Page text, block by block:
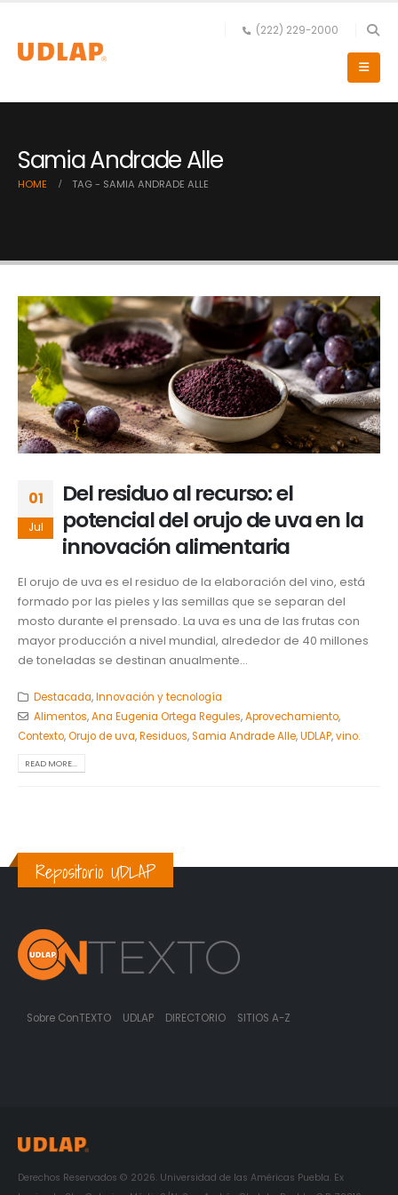
(222) 229-2000
Samia Andrade Alle
HOME TAG - SAMIA ANDRADE ALLE
01
Jul
Del residuo al recurso: el
potencial del orujo de uva en la
innovación alimentaria
El orujo de uva es el residuo de la elaboración del vino, está
formado por las pieles y las semillas que se separan del
mosto durante el prensado. La uva es una de las frutas con
mayor producción a nivel mundial, alrededor de 40 millones
de toneladas se destinan anualmente...
Destacada,Innovación y tecnología
Alimentos,Ana Eugenia Ortega Regules,Aprovechamiento,
Contexto,Orujo de uva,Residuos,Samia Andrade Alle,UDLAP,vino.
READ MORE...
Repositorio UDLAP
Sobre ConTEXTO UDLAP DIRECTORIO SITIOS A-Z
Derechos Reservados © 2026. Universidad de las Américas Puebla. Ex